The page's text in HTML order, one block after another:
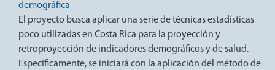
demográfica
El proyecto busca aplicar una serie de técnicas estadísticas
poco utilizadas en Costa Rica para la proyección y
retroproyección de indicadores demográficos y de salud.
Específicamente, se iniciará con la aplicación del método de